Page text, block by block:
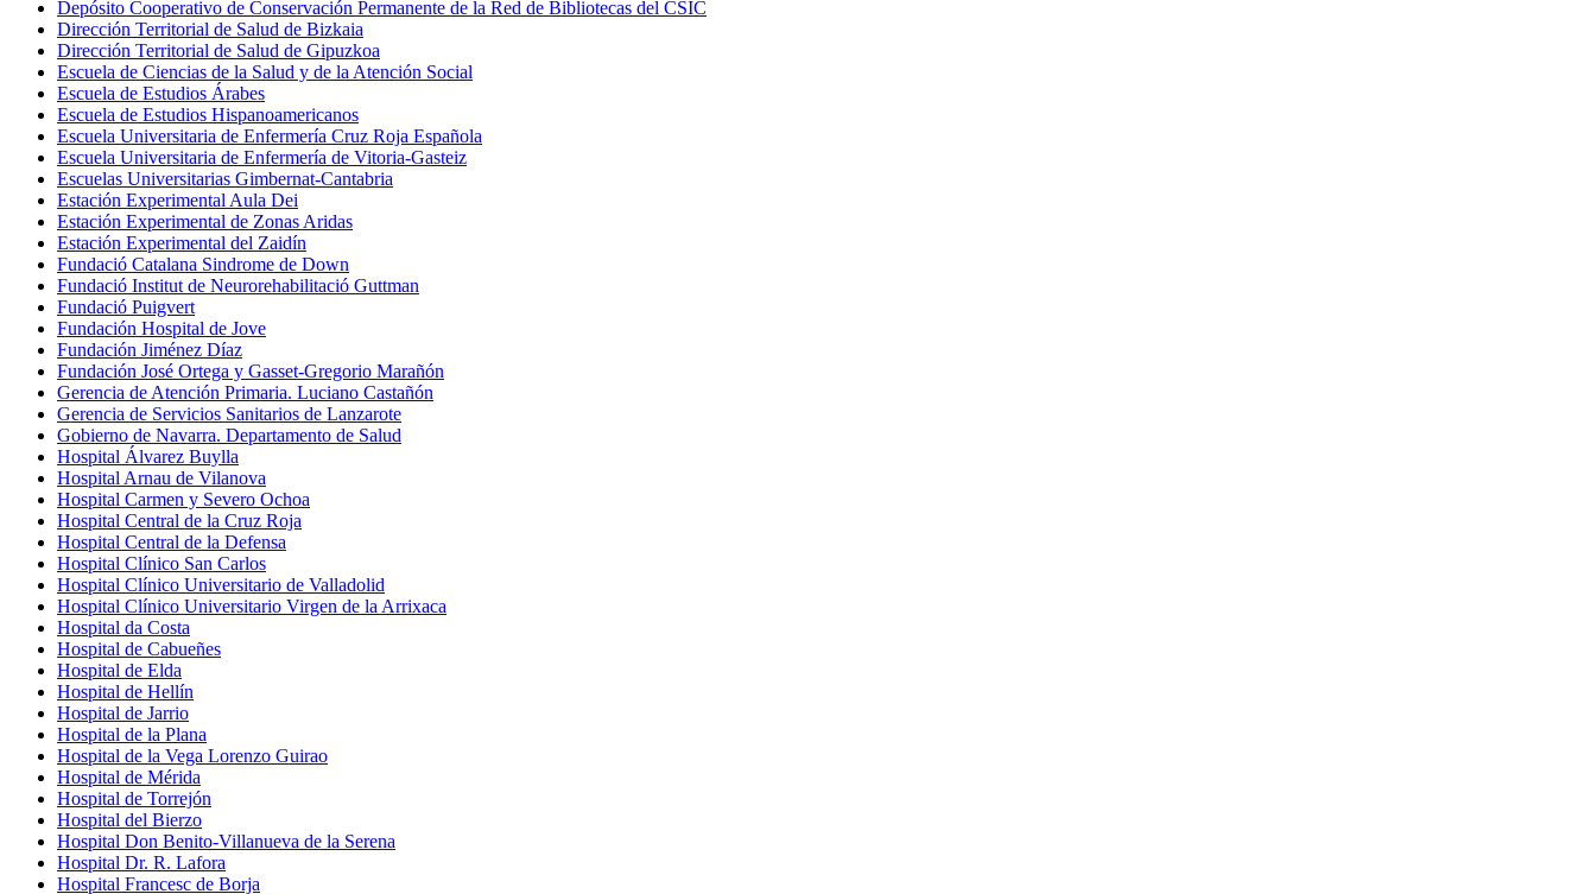
Depósito Cooperativo de Conservación Permanente de la Red de Bibliotecas del CSIC
Dirección Territorial de Salud de Bizkaia
Dirección Territorial de Salud de Gipuzkoa
Escuela de Ciencias de la Salud y de la Atención Social
Escuela de Estudios Árabes
Escuela de Estudios Hispanoamericanos
Escuela Universitaria de Enfermería Cruz Roja Española
Escuela Universitaria de Enfermería de Vitoria-Gasteiz
Escuelas Universitarias Gimbernat-Cantabria
Estación Experimental Aula Dei
Estación Experimental de Zonas Aridas
Estación Experimental del Zaidín
Fundació Catalana Sindrome de Down
Fundació Institut de Neurorehabilitació Guttman
Fundació Puigvert
Fundación Hospital de Jove
Fundación Jiménez Díaz
Fundación José Ortega y Gasset-Gregorio Marañón
Gerencia de Atención Primaria. Luciano Castañón
Gerencia de Servicios Sanitarios de Lanzarote
Gobierno de Navarra. Departamento de Salud
Hospital Álvarez Buylla
Hospital Arnau de Vilanova
Hospital Carmen y Severo Ochoa
Hospital Central de la Cruz Roja
Hospital Central de la Defensa
Hospital Clínico San Carlos
Hospital Clínico Universitario de Valladolid
Hospital Clínico Universitario Virgen de la Arrixaca
Hospital da Costa
Hospital de Cabueñes
Hospital de Elda
Hospital de Hellín
Hospital de Jarrio
Hospital de la Plana
Hospital de la Vega Lorenzo Guirao
Hospital de Mérida
Hospital de Torrejón
Hospital del Bierzo
Hospital Don Benito-Villanueva de la Serena
Hospital Dr. R. Lafora
Hospital Francesc de Borja